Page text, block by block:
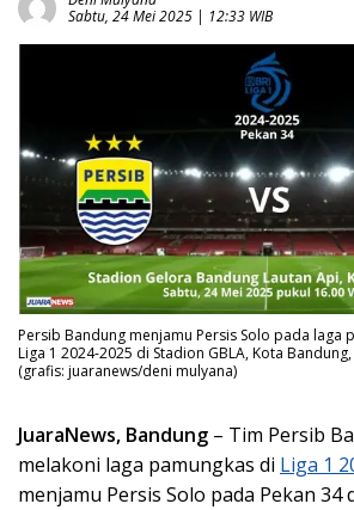
Sabtu, 24 Mei 2025 | 12:33 WIB
Persib Bandung menjamu Persis Solo pada laga
Liga 1 2024-2025 di Stadion GBLA, Kota
(grafis: juaranews/deni mulyana)
JuaraNews, Bandung – Tim Persib
melakoni laga pamungkas di Liga 1
menjamu Persis Solo pada Pekan 34